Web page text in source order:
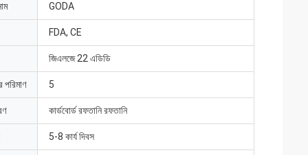
GODA
FDA, CE
জিএলজে 22 এডিডি
পরিমাণ 5
কার্ডবোর্ড রফতানি রফতানি
5-8 কার্য দিবস